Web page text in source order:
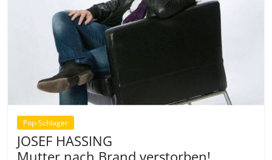
Pop-Schlager
JOSEF HASSING